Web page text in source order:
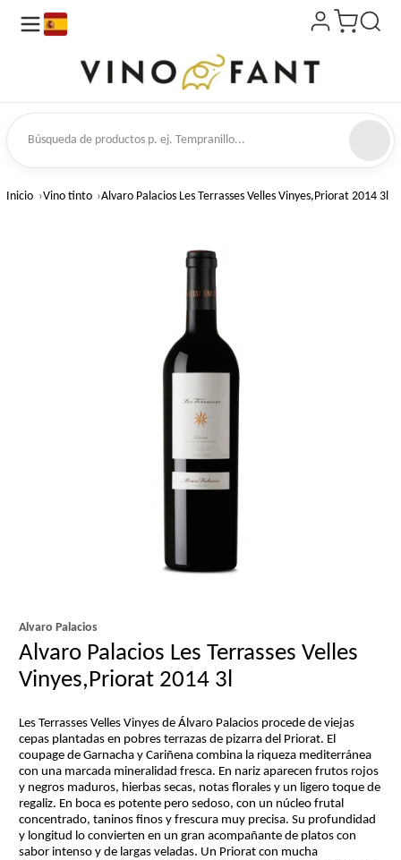
productos
Inicio Vino tinto Alvaro Palacios Les Terrasses Velles Vinyes,Priorat 2014 3l
Alvaro Palacios
Alvaro Palacios Les Terrasses Velles
Vinyes,Priorat 2014 3l
Les Terrasses Velles Vinyes de Álvaro Palacios procede de viejas
cepas plantadas en pobres terrazas de pizarra del Priorat. El
coupage de Garnacha y Cariñena combina la riqueza mediterránea
con una marcada mineralidad fresca. En nariz aparecen frutos rojos
y negros maduros, hierbas secas, notas florales y un ligero toque de
regaliz. En boca es potente pero sedoso, con un núcleo frutal
concentrado, taninos finos y frescura muy precisa. Su profundidad
y longitud lo convierten en un gran acompañante de platos con
sabor intenso y de largas veladas. Un Priorat con mucha